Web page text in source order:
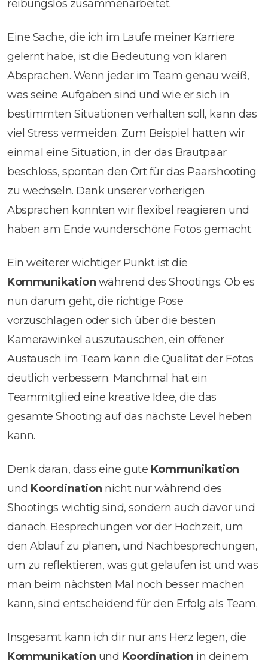
reibungslos zusammenarbeitet.
Eine Sache, die ich im Laufe meiner Karriere
gelernt habe, ist die Bedeutung von klaren
Absprachen. Wenn jeder im Team genau weiß,
was seine Aufgaben sind und wie er sich in
bestimmten Situationen verhalten soll, kann das
viel Stress vermeiden. Zum Beispiel hatten wir
einmal eine Situation, in der das Brautpaar
beschloss, spontan den Ort für das Paarshooting
zu wechseln. Dank unserer vorherigen
Absprachen konnten wir flexibel reagieren und
haben am Ende wunderschöne Fotos gemacht.
Ein weiterer wichtiger Punkt ist die
Kommunikation während des Shootings. Ob es
nun darum geht, die richtige Pose
vorzuschlagen oder sich über die besten
Kamerawinkel auszutauschen, ein offener
Austausch im Team kann die Qualität der Fotos
deutlich verbessern. Manchmal hat ein
Teammitglied eine kreative Idee, die das
gesamte Shooting auf das nächste Level heben
kann.
Denk daran, dass eine gute Kommunikation
und Koordination nicht nur während des
Shootings wichtig sind, sondern auch davor und
danach. Besprechungen vor der Hochzeit, um
den Ablauf zu planen, und Nachbesprechungen,
um zu reflektieren, was gut gelaufen ist und was
man beim nächsten Mal noch besser machen
kann, sind entscheidend für den Erfolg als Team.
Insgesamt kann ich dir nur ans Herz legen, die
Kommunikation und Koordination in deinem